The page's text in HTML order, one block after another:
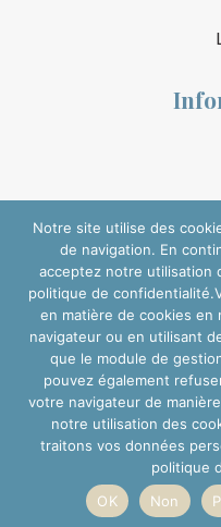
Conditions
Suivre
Notre site utilise des
de navigation. En
acceptez notre utilisation
politique de
en matière de cookies en
navigateur ou en utilisant
que le module de
pouvez également
votre navigateur de
notre utilisation des
traitons vos données
politique
OK
Non